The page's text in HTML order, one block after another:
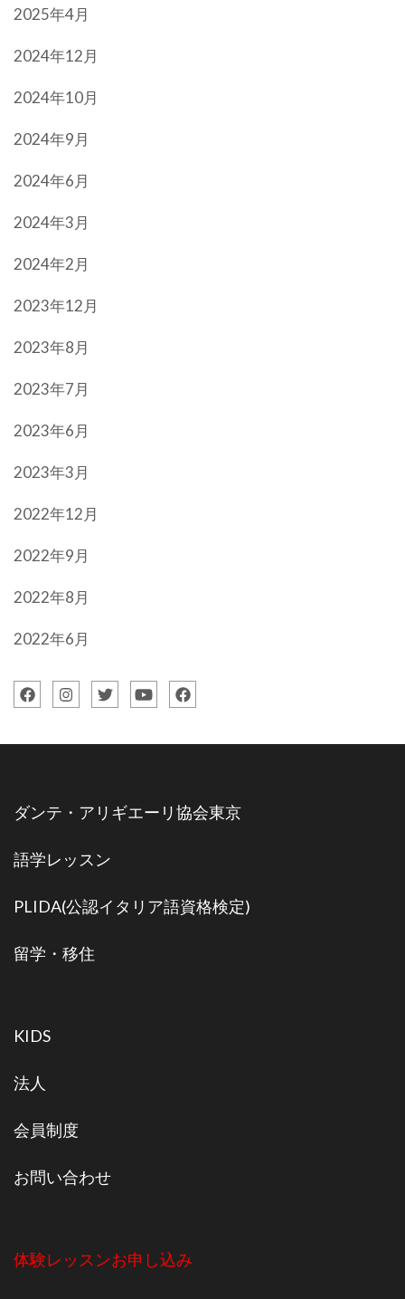
2025年4月
2024年12月
2024年10月
2024年9月
2024年6月
2024年3月
2024年2月
2023年12月
2023年8月
2023年7月
2023年6月
2023年3月
2022年12月
2022年9月
2022年8月
2022年6月
ダンテ・アリギエーリ協会東京
語学レッスン
PLIDA(公認イタリア語資格検定)
留学・移住
KIDS
法人
会員制度
お問い合わせ
体験レッスンお申し込み